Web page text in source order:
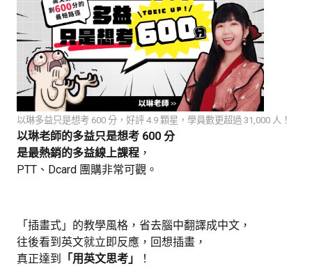
以琳多益只是想考 600 分，好評 4.9 顆星， 學員數更超過 31,000 人！
以琳老師的多益只是想考 600 分
是最熱銷的多益線上課程 ，
PTT、Dcard 團購非常可觀。
「插畫式」的教學風格，省去腦中翻譯成中文，
往後看到英文就立即反應，回想插畫，
真正達到
「用英文思考」 ！